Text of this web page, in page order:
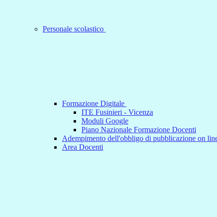
Personale scolastico
Formazione Digitale
ITE Fusinieri - Vicenza
Moduli Google
Piano Nazionale Formazione Docenti
Adempimento dell'obbligo di pubblicazione on
Area Docenti